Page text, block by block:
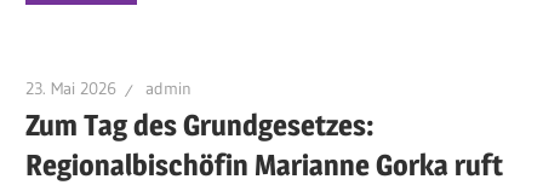
23. Mai 2026 admin
Zum Tag des Grundgesetzes:
Regionalbischöfin Marianne Gorka ruft